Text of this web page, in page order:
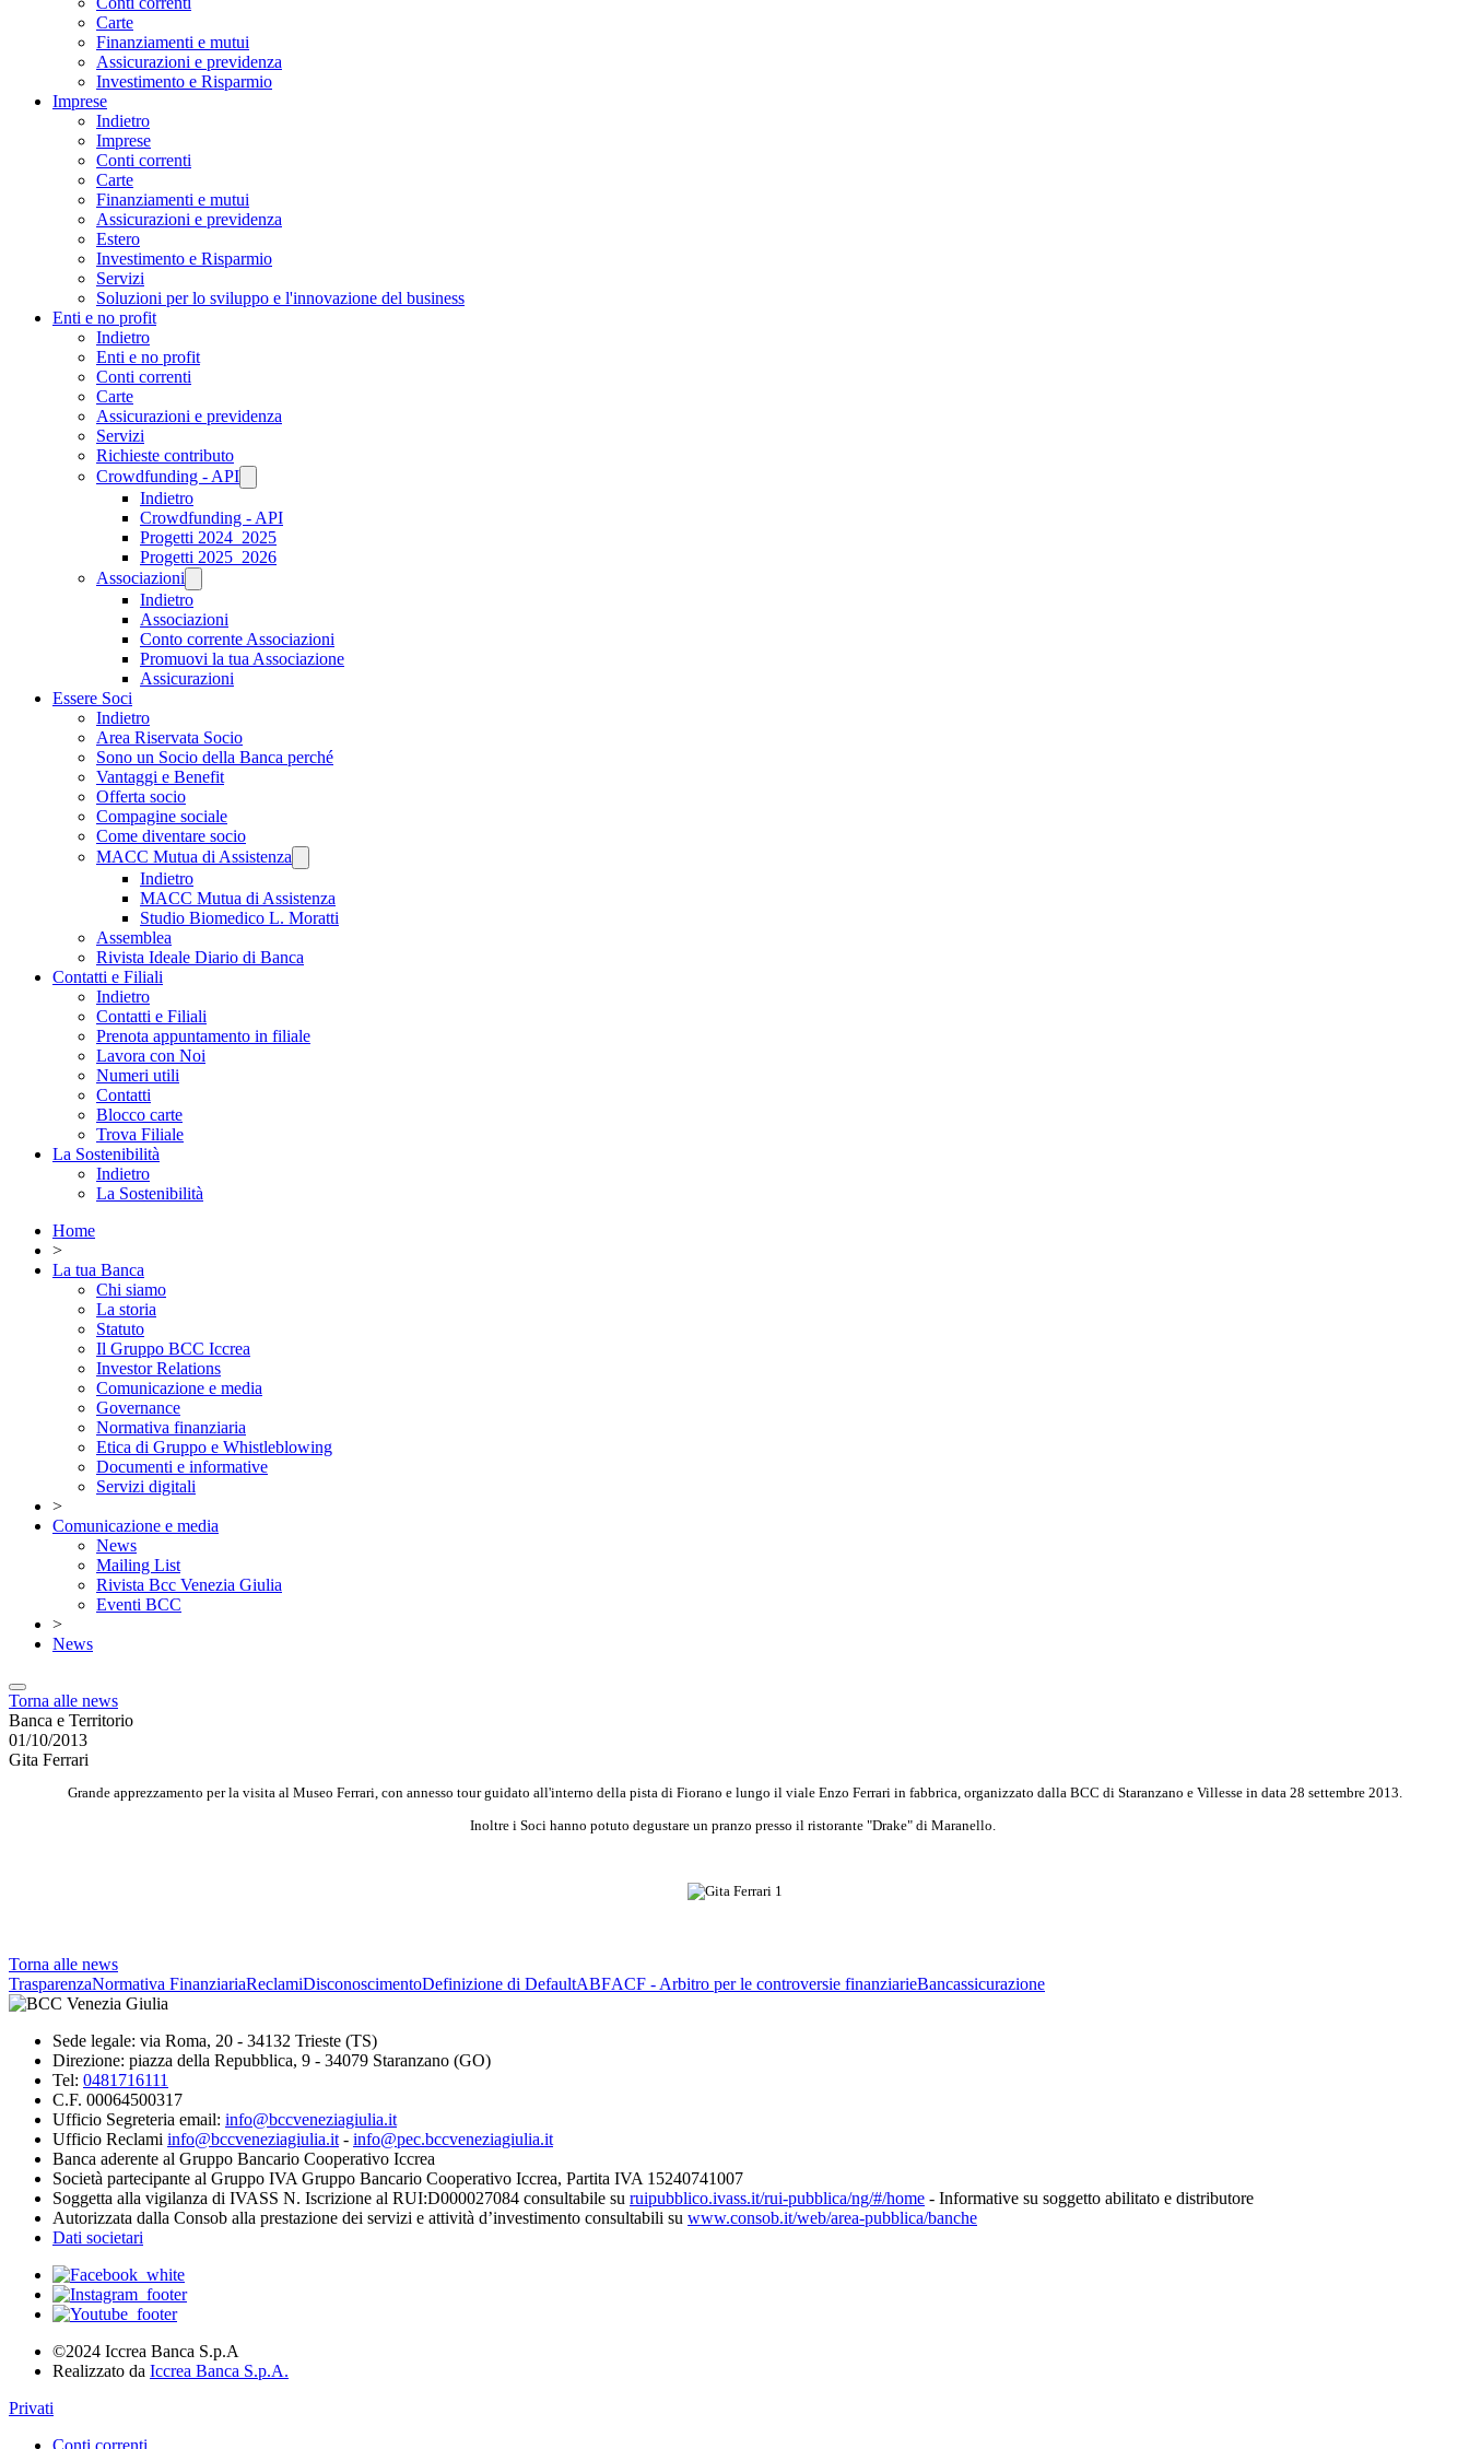
Carte
Finanziamenti e mutui
Assicurazioni e previdenza
Investimento e Risparmio
Imprese
Indietro
Imprese
Conti correnti
Carte
Finanziamenti e mutui
Assicurazioni e previdenza
Estero
Investimento e Risparmio
Servizi
Soluzioni per lo sviluppo e l'innovazione del business
Enti e no profit
Indietro
Enti e no profit
Conti correnti
Carte
Assicurazioni e previdenza
Servizi
Richieste contributo
Crowdfunding - API
Indietro
Crowdfunding - API
Progetti 2024_2025
Progetti 2025_2026
Associazioni
Indietro
Associazioni
Conto corrente Associazioni
Promuovi la tua Associazione
Assicurazioni
Essere Soci
Indietro
Area Riservata Socio
Sono un Socio della Banca perché
Vantaggi e Benefit
Offerta socio
Compagine sociale
Come diventare socio
MACC Mutua di Assistenza
Indietro
MACC Mutua di Assistenza
Studio Biomedico L. Moratti
Assemblea
Rivista Ideale Diario di Banca
Contatti e Filiali
Indietro
Contatti e Filiali
Prenota appuntamento in filiale
Lavora con Noi
Numeri utili
Contatti
Blocco carte
Trova Filiale
La Sostenibilità
Indietro
La Sostenibilità
Home
>
La tua Banca
Chi siamo
La storia
Statuto
Il Gruppo BCC Iccrea
Investor Relations
Comunicazione e media
Governance
Normativa finanziaria
Etica di Gruppo e Whistleblowing
Documenti e informative
Servizi digitali
>
Comunicazione e media
News
Mailing List
Rivista Bcc Venezia Giulia
Eventi BCC
>
News
Torna alle news
Banca e Territorio
01/10/2013
Gita Ferrari
Grande apprezzamento per la visita al Museo Ferrari, con annesso tour guidato all'interno della pista di Fiorano e lungo il viale Enzo Ferrari in fabbrica, organizzato dalla BCC di Staranzano e Villesse in data 28 settembre 2013.
Inoltre i Soci hanno potuto degustare un pranzo presso il ristorante "Drake" di Maranello.
Torna alle news
TrasparenzaNormativa FinanziariaReclamiDisconoscimentoDefinizione di DefaultABFACF - Arbitro per le controversie finanziarieBancassicurazione
Sede legale: via Roma, 20 - 34132 Trieste (TS)
Direzione: piazza della Repubblica, 9 - 34079 Staranzano (GO)
Tel: 0481716111
C.F. 00064500317
Ufficio Segreteria email: info@bccveneziagiulia.it
Ufficio Reclami info@bccveneziagiulia.it - info@pec.bccveneziagiulia.it
Banca aderente al Gruppo Bancario Cooperativo Iccrea
Società partecipante al Gruppo IVA Gruppo Bancario Cooperativo Iccrea, Partita IVA 15240741007
Soggetta alla vigilanza di IVASS N. Iscrizione al RUI:D000027084 consultabile su ruipubblico.ivass.it/rui-pubblica/ng/#/home - Informative su soggetto abilitato e distributore
Autorizzata dalla Consob alla prestazione dei servizi e attività d’investimento consultabili su www.consob.it/web/area-pubblica/banche
Dati societari
©2024 Iccrea Banca S.p.A
Realizzato da Iccrea Banca S.p.A.
Privati
Conti correnti